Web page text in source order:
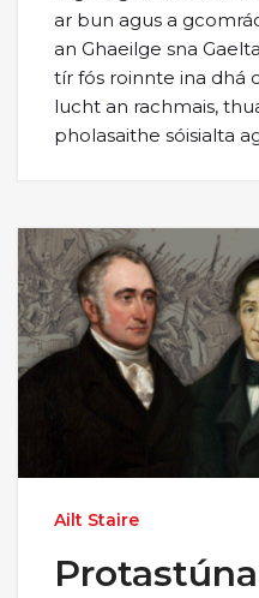
ar bun agus a
an Ghaeilge sna
tír fós roinnte ina dhá
lucht an rachmais,
pholasaithe sóisialta
Ailt Staire